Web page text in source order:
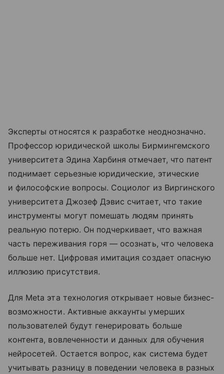
Эксперты относятся к разработке неоднозначно.
Профессор юридической школы Бирмингемского
университета Эдина Харбиня отмечает, что патент
поднимает серьезные юридические, этические
и философские вопросы. Социолог из Виргинского
университета Джозеф Дэвис считает, что такие
инструменты могут помешать людям принять
реальную потерю. Он подчеркивает, что важная
часть переживания горя — осознать, что человека
больше нет. Цифровая имитация создает опасную
иллюзию присутствия.
Для Meta эта технология открывает новые бизнес-
возможности. Активные аккаунты умерших
пользователей будут генерировать больше
контента, вовлеченности и данных для обучения
нейросетей. Остается вопрос, как система будет
учитывать разницу в поведении человека в разных